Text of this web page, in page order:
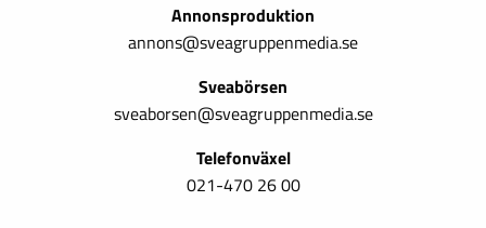
Annonsproduktion
annons@sveagruppenmedia.se
Sveabörsen
sveaborsen@sveagruppenmedia.se
Telefonväxel
021-470 26 00